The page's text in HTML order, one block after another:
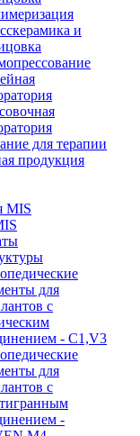
и
для терапии
продукция
для
с
- C1,V3
для
с
-